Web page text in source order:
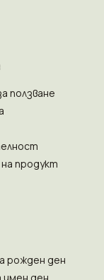
ползване
продукт
рожден ден